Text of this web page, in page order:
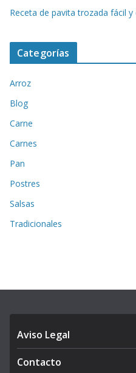
Receta de pavita trozada fácil
Categorías
Arroz
Blog
Carne
Carnes
Pan
Postres
Salsas
Tradicionales
Aviso Legal
Contacto